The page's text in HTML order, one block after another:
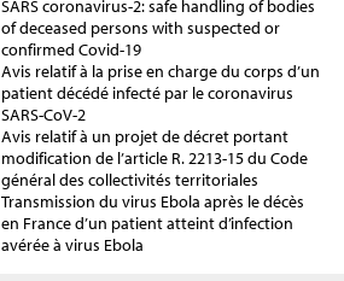
SARS coronavirus-2: safe handling of bodies
of deceased persons with suspected or
confirmed Covid-19
Avis relatif à la prise en charge du corps d’un
patient décédé infecté par le coronavirus
SARS-CoV-2
Avis relatif à un projet de décret portant
modification de l’article R. 2213-15 du Code
général des collectivités territoriales
Transmission du virus Ebola après le décès
en France d’un patient atteint d’infection
avérée à virus Ebola